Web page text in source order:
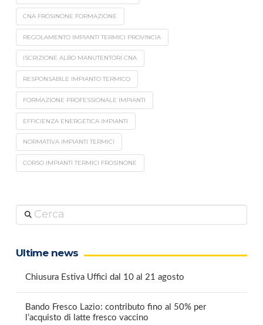
CNA FROSINONE FORMAZIONE
REGOLAMENTO IMPIANTI TERMICI PROVINCIA
ISCRIZIONE ALBO MANUTENTORI CNA
RESPONSABILE IMPIANTO TERMICO
FORMAZIONE PROFESSIONALE IMPIANTI
EFFICIENZA ENERGETICA IMPIANTI
NORMATIVA IMPIANTI TERMICI
CORSO IMPIANTI TERMICI FROSINONE
Cerca
Ultime news
Chiusura Estiva Uffici dal 10 al 21 agosto
Bando Fresco Lazio: contributo fino al 50% per
l’acquisto di latte fresco vaccino